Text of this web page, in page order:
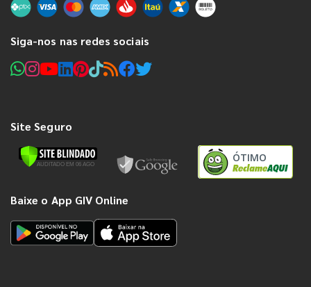
Siga-nos nas redes sociais
Site Seguro
ÓTIMO
Baixe o App GIV Online